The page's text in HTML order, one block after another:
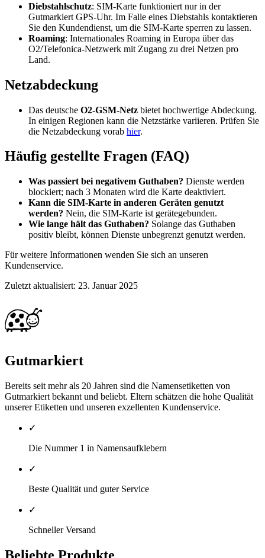
Diebstahlschutz: SIM-Karte funktioniert nur in der
Gutmarkiert GPS-Uhr. Im Falle eines Diebstahls kontaktieren
Sie den Kundendienst, um die SIM-Karte sperren zu lassen.
Roaming: Internationales Roaming in Europa über das
O2/Telefonica-Netzwerk mit Zugang zu drei Netzen pro
Land.
Netzabdeckung
Das deutsche O2-GSM-Netz bietet hochwertige Abdeckung.
In einigen Regionen kann die Netzstärke variieren. Prüfen Sie
die Netzabdeckung vorab hier.
Häufig gestellte Fragen (FAQ)
Was passiert bei negativem Guthaben? Dienste werden
blockiert; nach 3 Monaten wird die Karte deaktiviert.
Kann die SIM-Karte in anderen Geräten genutzt
werden? Nein, die SIM-Karte ist gerätegebunden.
Wie lange hält das Guthaben? Solange das Guthaben
positiv bleibt, können Dienste unbegrenzt genutzt werden.
Für weitere Informationen wenden Sie sich an unseren
Kundenservice.
Zuletzt aktualisiert: 23. Januar 2025
Gutmarkiert
Bereits seit mehr als 20 Jahren sind die Namensetiketten von
Gutmarkiert bekannt und beliebt. Eltern schätzen die hohe Qualität
unserer Etiketten und unseren exzellenten Kundenservice.
✓
Die Nummer 1 in Namensaufklebern
✓
Beste Qualität und guter Service
✓
Schneller Versand